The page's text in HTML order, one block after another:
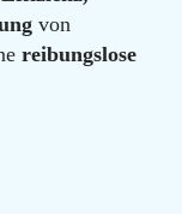
von
reibungslose